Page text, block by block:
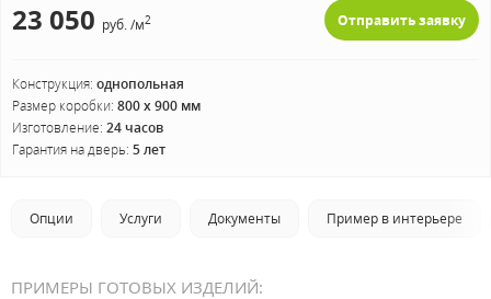
23 050 руб. /м2 Отправить заявку
Конструкция: однопольная
Размер коробки: 800 х 900 мм
Изготовление: 24 часов
Гарантия на дверь: 5 лет
Опции Услуги Документы Пример в интерьере
ПРИМЕРЫ ГОТОВЫХ ИЗДЕЛИЙ: